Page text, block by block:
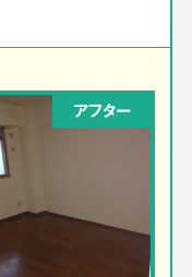
アフター